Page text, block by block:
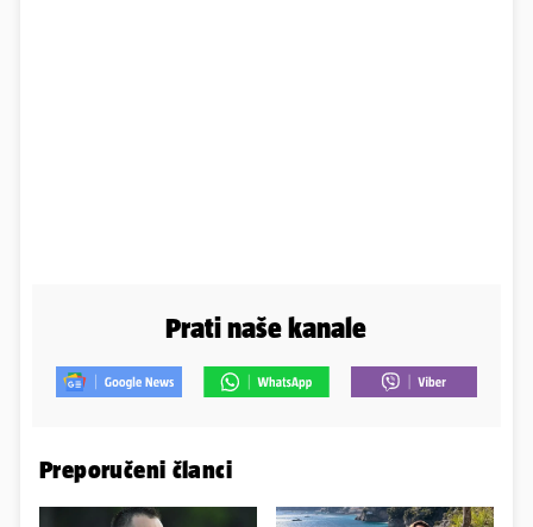
Prati naše kanale
Preporučeni članci